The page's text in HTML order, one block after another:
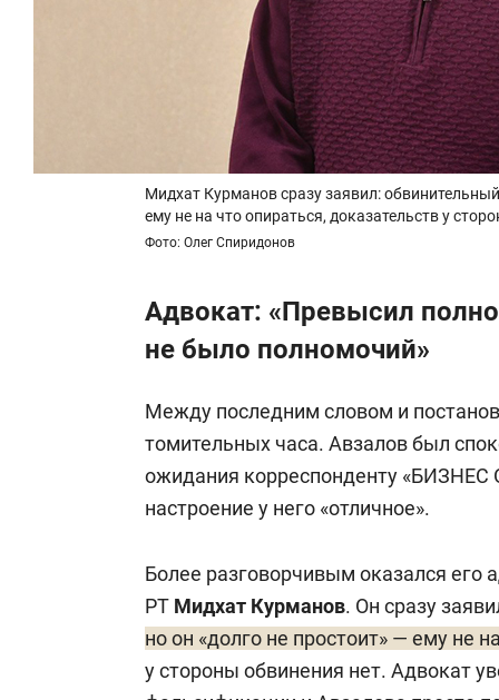
Мидхат Курманов сразу заявил:
ему не на что опираться, доказательств у
Фото: Олег Спиридонов
Адвокат: «Превысил
не было полномочий»
Между последним словом и
томительных часа. Авзалов был
ожидания корреспонденту «БИЗНЕС
настроение у него «отличное».
Более разговорчивым оказался
РТ Мидхат Курманов. Он сразу
но он «долго не простоит» — ему не
у стороны обвинения нет. Адвокат